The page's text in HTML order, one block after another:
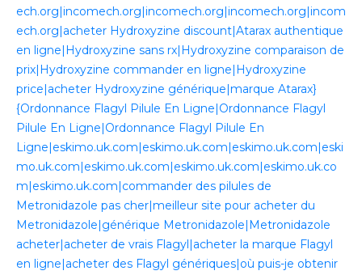
ech.org|incomech.org|incomech.org|incomech.org|incom
ech.org|acheter Hydroxyzine discount|Atarax authentique
en ligne|Hydroxyzine sans rx|Hydroxyzine comparaison de
prix|Hydroxyzine commander en ligne|Hydroxyzine
price|acheter Hydroxyzine générique|marque Atarax}
{Ordonnance Flagyl Pilule En Ligne|Ordonnance Flagyl
Pilule En Ligne|Ordonnance Flagyl Pilule En
Ligne|eskimo.uk.com|eskimo.uk.com|eskimo.uk.com|eski
mo.uk.com|eskimo.uk.com|eskimo.uk.com|eskimo.uk.co
m|eskimo.uk.com|commander des pilules de
Metronidazole pas cher|meilleur site pour acheter du
Metronidazole|générique Metronidazole|Metronidazole
acheter|acheter de vrais Flagyl|acheter la marque Flagyl
en ligne|acheter des Flagyl génériques|où puis-je obtenir